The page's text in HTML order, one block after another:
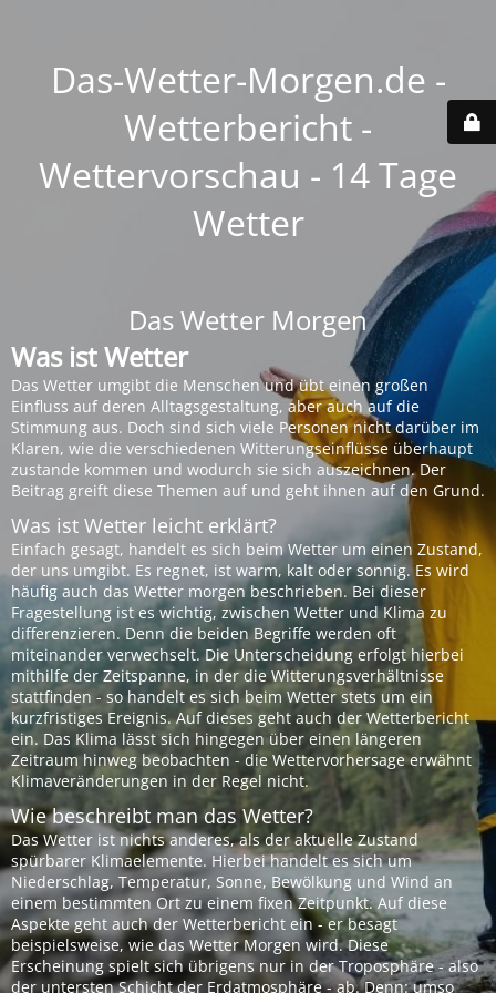
Das-Wetter-Morgen.de -
Wetterbericht -
Wettervorschau - 14 Tage
Wetter
Das Wetter Morgen
Was ist Wetter
Das Wetter umgibt die Menschen und übt einen großen
Einfluss auf deren Alltagsgestaltung, aber auch auf die
Stimmung aus. Doch sind sich viele Personen nicht darüber im
Klaren, wie die verschiedenen Witterungseinflüsse überhaupt
zustande kommen und wodurch sie sich auszeichnen. Der
Beitrag greift diese Themen auf und geht ihnen auf den Grund.
Was ist Wetter leicht erklärt?
Einfach gesagt, handelt es sich beim Wetter um einen Zustand,
der uns umgibt. Es regnet, ist warm, kalt oder sonnig. Es wird
häufig auch das Wetter morgen beschrieben. Bei dieser
Fragestellung ist es wichtig, zwischen Wetter und Klima zu
differenzieren. Denn die beiden Begriffe werden oft
miteinander verwechselt. Die Unterscheidung erfolgt hierbei
mithilfe der Zeitspanne, in der die Witterungsverhältnisse
stattfinden - so handelt es sich beim Wetter stets um ein
kurzfristiges Ereignis. Auf dieses geht auch der Wetterbericht
ein. Das Klima lässt sich hingegen über einen längeren
Zeitraum hinweg beobachten - die Wettervorhersage erwähnt
Klimaveränderungen in der Regel nicht.
Wie beschreibt man das Wetter?
Das Wetter ist nichts anderes, als der aktuelle Zustand
spürbarer Klimaelemente. Hierbei handelt es sich um
Niederschlag, Temperatur, Sonne, Bewölkung und Wind an
einem bestimmten Ort zu einem fixen Zeitpunkt. Auf diese
Aspekte geht auch der Wetterbericht ein - er besagt
beispielsweise, wie das Wetter Morgen wird. Diese
Erscheinung spielt sich übrigens nur in der Troposphäre - also
der untersten Schicht der Erdatmosphäre - ab. Denn: umso